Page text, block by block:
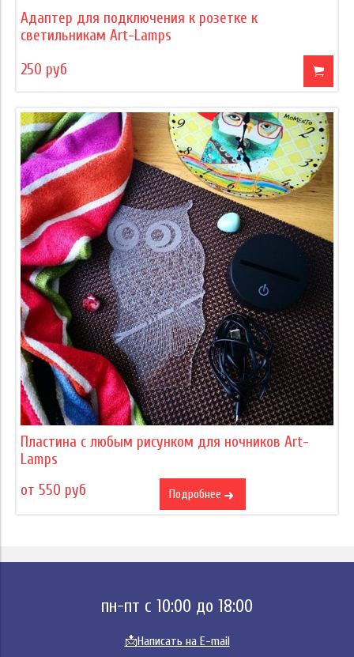
Адаптер для подключения к розетке к
светильникам Art-Lamps
250 руб
Пластина с любым рисунком для ночников Art-
Lamps
от 550 руб
Подробнее
пн-пт с 10:00 до 18:00
📩Написать на E-mail